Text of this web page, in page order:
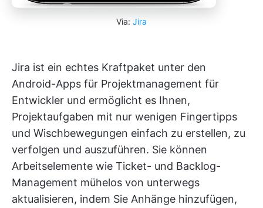
Via: Jira
Jira ist ein echtes Kraftpaket unter den
Android-Apps für Projektmanagement für
Entwickler und ermöglicht es Ihnen,
Projektaufgaben mit nur wenigen Fingertipps
und Wischbewegungen einfach zu erstellen, zu
verfolgen und auszuführen. Sie können
Arbeitselemente wie Ticket- und Backlog-
Management mühelos von unterwegs
aktualisieren, indem Sie Anhänge hinzufügen,